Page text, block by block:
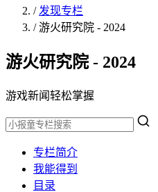
/ 发现专栏
/游火研究院 - 2024
游火研究院 - 2024
游戏新闻轻松掌握
专栏简介
我能得到
目录